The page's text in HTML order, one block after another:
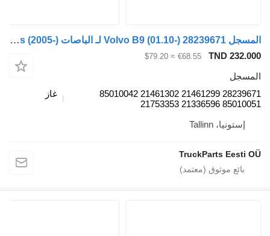
المسجل Volvo B9 (01.10-) 28239671 لـ الباصات Volvo B7, B8, B9, B12 bus (2005-)
TND 232.000
€68.55
≈ $79.20
المسجل
28239671 21461299 21461302 85010042
85010051 21336596 21753353
غاز
إستونيا، Tallinn
TruckParts Eesti OÜ